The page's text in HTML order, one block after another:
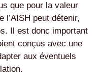
que pour la valeur
l’AISH peut détenir,
Il est donc important
conçus avec une
aux éventuels